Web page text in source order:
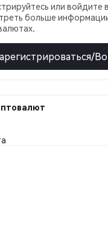
или войдите
больше